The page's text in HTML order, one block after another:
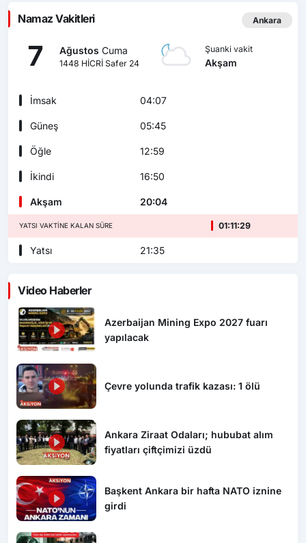
Namaz Vakitleri Ankara
7 Ağustos Cuma
1448 HİCRİ Safer 24
Şuanki vakit
Akşam
İmsak 04:07
Güneş 05:45
Öğle 12:59
İkindi 16:50
Akşam 20:04
YATSI VAKTINE KALAN SÜRE 01:11:28
Yatsı 21:35
Video Haberler
Azerbaijan Mining Expo 2027 fuarı
yapılacak
Çevre yolunda trafik kazası: 1 ölü
Ankara Ziraat Odaları; hububat alım
fiyatları çiftçimizi üzdü
Başkent Ankara bir hafta NATO iznine
girdi